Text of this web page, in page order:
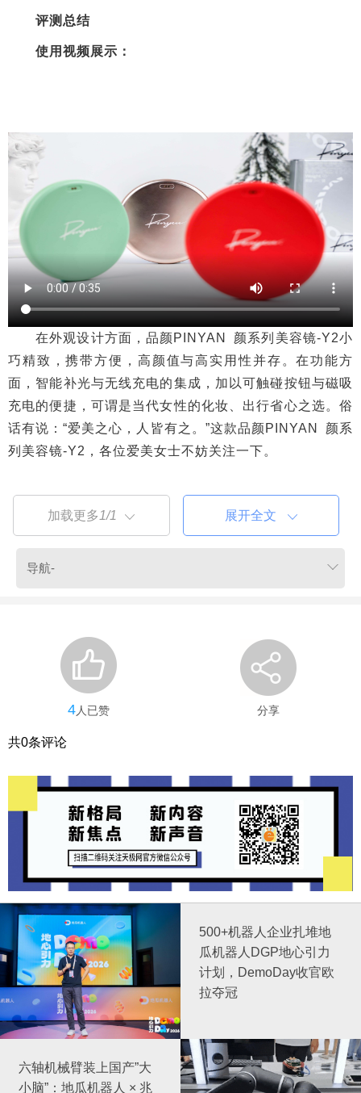
在外观设计方面，品颜PINYAN 颜系列美容镜-Y2小
巧精致，携带方便，高颜值与高实用性并存。在功能方
面，智能补光与无线充电的集成，加以可触碰按钮与磁吸
充电的便捷，可谓是当代女性的化妆、出行省心之选。俗
话有说：“爱美之心，人皆有之。”这款品颜PINYAN 颜系
列美容镜-Y2，各位爱美女士不妨关注一下。
加载更多1/1 展开全文
4人已赞 分享
共0条评论
拉夺冠
六轴机械臂装上国产”大
小脑”：地瓜机器人 × 兆
易创新给出可量产范本
黄仁勋点名马斯克为“AI
在从模型大战进入场景争
夺